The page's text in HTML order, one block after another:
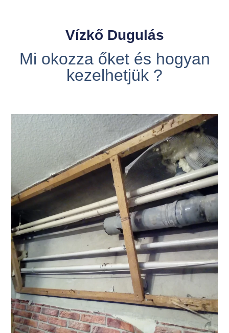
Vízkő Dugulás
Mi okozza őket és hogyan
kezelhetjük ?